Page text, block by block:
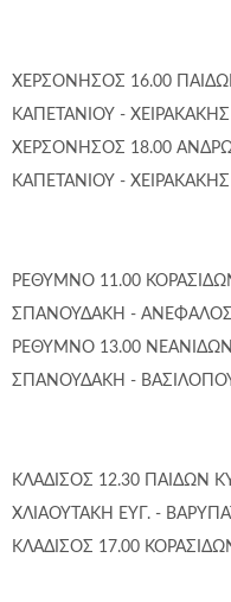
ΧΕΡΣΟΝΗΣΟΣ 16.00
ΚΑΠΕΤΑΝΙΟΥ - ΧΕΙΡΑΚΑΚΗΣ
ΧΕΡΣΟΝΗΣΟΣ 18.00
ΚΑΠΕΤΑΝΙΟΥ -
ΡΕΘΥΜΝΟ 11.00
ΣΠΑΝΟΥΔΑΚΗ -
ΡΕΘΥΜΝΟ 13.00
ΣΠΑΝΟΥΔΑΚΗ -
ΚΛΑΔΙΣΟΣ 12.30 ΠΑΙΔΩΝ
ΧΛΙΑΟΥΤΑΚΗ ΕΥΓ. -
ΚΛΑΔΙΣΟΣ 17.00